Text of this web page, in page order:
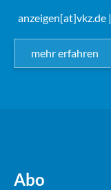
anzeigen[at]vkz.de
mehr erfahren
Abo